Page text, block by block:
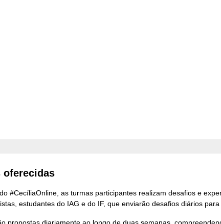
oferecidas
#CecíliaOnline, as turmas participantes realizam desafios e
estudantes do IAG e do IF, que enviarão desafios diários para